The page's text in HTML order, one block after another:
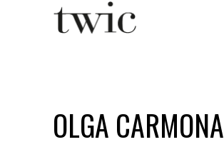
OLGA CARMONA